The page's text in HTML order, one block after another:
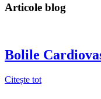
Articole blog
Bolile
Citește tot